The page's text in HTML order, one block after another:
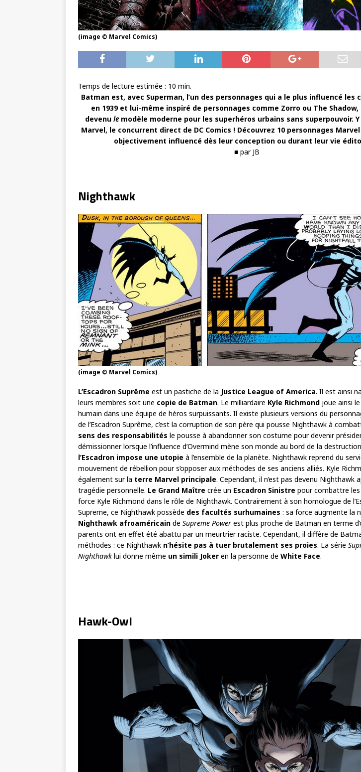
(image © Marvel Comics)
Temps de lecture estimée : 10 min.
Batman est, avec Superman, l’un des personnages qui a le plus influencé les
en 1939 et lui-même inspiré de personnages comme Zorro ou The
devenu lemodèle moderne pour les superhéros urbains sans superpouvoir.
Marvel, le concurrent direct de DC Comics ! Découvrez 10 personnages
objectivement influencé dès leur conception ou durant leur vie
■ par JB
Nighthawk
(image © Marvel Comics)
L’Escadron Suprême est un pastiche de la Justice League of America. Il est ainsi
leurs membres soit une copie de Batman. Le milliardaire Kyle Richmond joue ainsi
humain dans une équipe de héros surpuissants. Il existe plusieurs versions du
de l’Escadron Suprême, c’est la corruption de son père qui pousse Nighthawk à
sens des responsabilités le pousse à abandonner son costume pour devenir
démissionner lorsque l’influence d’Overmind mène son monde au bord de la
l’Escadron impose une utopie à l’ensemble de la planète. Nighthawk reprend du
mouvement de rébellion pour s’opposer aux méthodes de ses anciens alliés. Kyle
également sur la terre Marvel principale. Cependant, il n’est pas devenu Nighthawk
tragédie personnelle. Le Grand Maître crée un Escadron Sinistre pour combattre
force Kyle Richmond dans le rôle de Nighthawk. Contrairement à son homologue de
Supreme, ce Nighthawk possède des facultés surhumaines : sa force augmente la
Nighthawk afroaméricain de Supreme Power est plus proche de Batman en terme
parents ont en effet été abattu par un meurtrier raciste. Cependant, il diffère de
méthodes : ce Nighthawk n’hésite pas à tuer brutalement ses proies. La série
Nighthawk lui donne même un simili Joker en la personne de White Face.
Hawk-Owl